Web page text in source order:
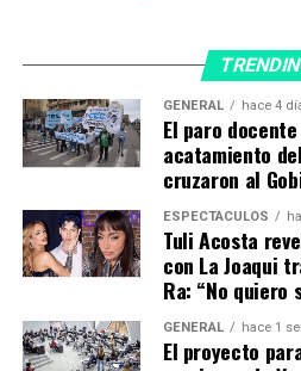
El programa brinda un aporte
soja declarada y de $20.000 por
declarada a los pequeños y
no ingresaron al Programa
conocido como «dólar soja».
Además, el Programa podrá
$15.000.000.000 a los
disponibilidad presupuestaria
Administrativo Financiero.
GENERAL hace 4
El paro
acatamiento
cruzaron al
ESPECTÁCULOS
Tuli Acosta
con La Joaqui
Ra: “No quiero
GENERAL hace 1
El proyecto